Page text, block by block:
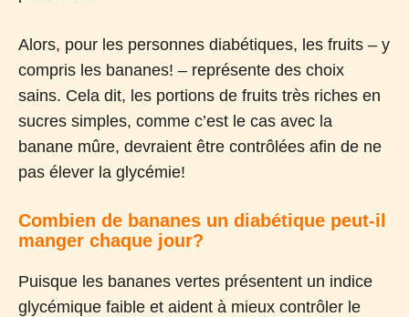
Alors, pour les personnes diabétiques, les fruits – y
compris les bananes! – représente des choix
sains. Cela dit, les portions de fruits très riches en
sucres simples, comme c’est le cas avec la
banane mûre, devraient être contrôlées afin de ne
pas élever la glycémie!
Combien de bananes un diabétique peut-il
manger chaque jour?
Puisque les bananes vertes présentent un indice
glycémique faible et aident à mieux contrôler le